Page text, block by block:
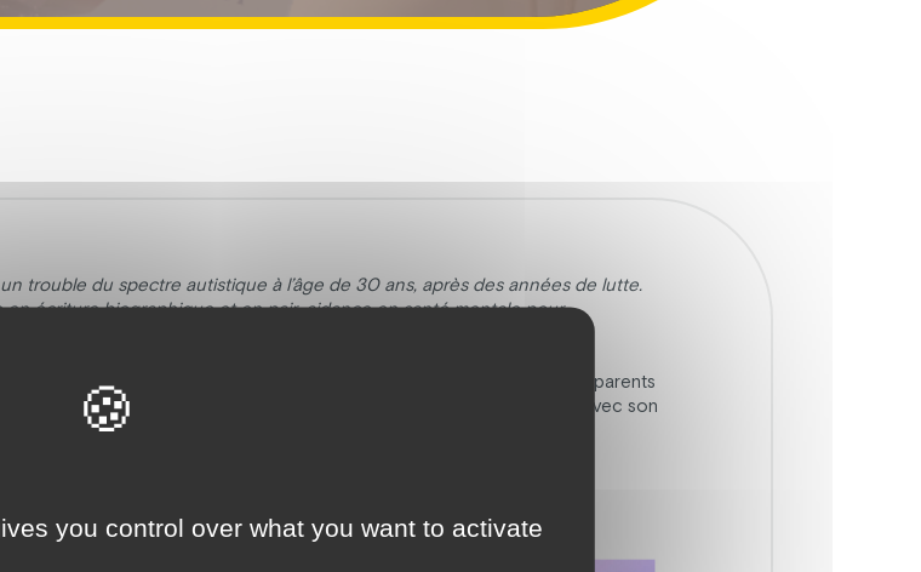
trouble du spectre autistique à l’âge de 30 ans, après des années de lutte.
en écriture biographique et en pair-aidance en santé mentale pour
les comprendre et les soutenir, participant à des formations pour parents
combinant ses passions pour l’écriture, le militantisme et l’art avec son
suite de cette aventure littéraire soit encore plus belle !
you control over what you want to activate